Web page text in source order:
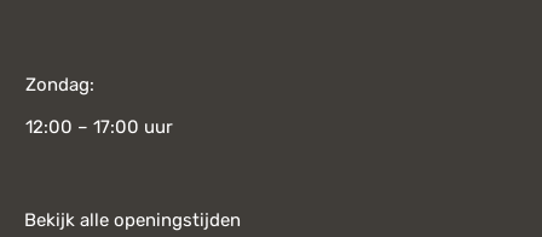
Zondag:
12:00 – 17:00 uur
Bekijk alle openingstijden